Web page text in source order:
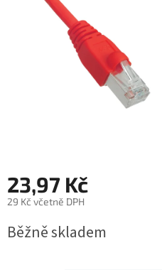
23,97 Kč
29 Kč včetně DPH
cena:
Běžně skladem